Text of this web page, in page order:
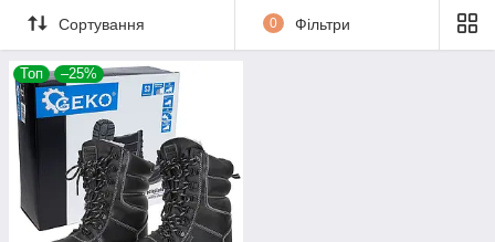
Сортування 0 Фільтри
Топ –25%